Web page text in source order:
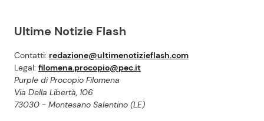
Ultime Notizie Flash
Contatti: redazione@ultimenotizieflash.com
Legal: filomena.procopio@pec.it
Purple di Procopio Filomena
Via Della Libertà, 106
73030 - Montesano Salentino (LE)